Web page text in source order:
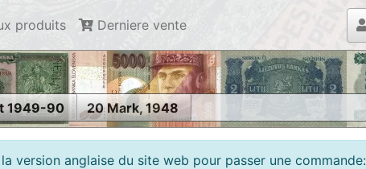
produits Derniere vente
1949-90 20 Mark, 1948
version anglaise du site web pour passer une commande: